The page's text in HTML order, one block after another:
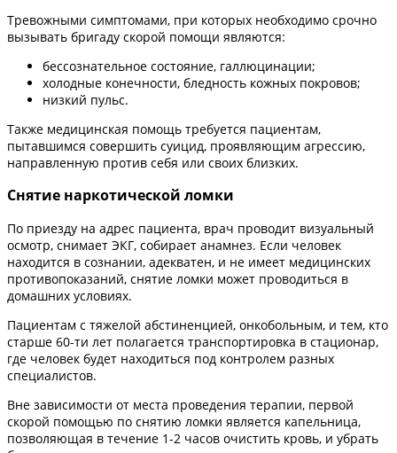
Тревожными симптомами, при которых необходимо срочно
вызывать бригаду скорой помощи являются:
бессознательное состояние, галлюцинации;
холодные конечности, бледность кожных покровов;
низкий пульс.
Также медицинская помощь требуется пациентам,
пытавшимся совершить суицид, проявляющим агрессию,
направленную против себя или своих близких.
Снятие наркотической ломки
По приезду на адрес пациента, врач проводит визуальный
осмотр, снимает ЭКГ, собирает анамнез. Если человек
находится в сознании, адекватен, и не имеет медицинских
противопоказаний, снятие ломки может проводиться в
домашних условиях.
Пациентам с тяжелой абстиненцией, онкобольным, и тем, кто
старше 60-ти лет полагается транспортировка в стационар,
где человек будет находиться под контролем разных
специалистов.
Вне зависимости от места проведения терапии, первой
скорой помощью по снятию ломки является капельница,
позволяющая в течение 1-2 часов очистить кровь, и убрать